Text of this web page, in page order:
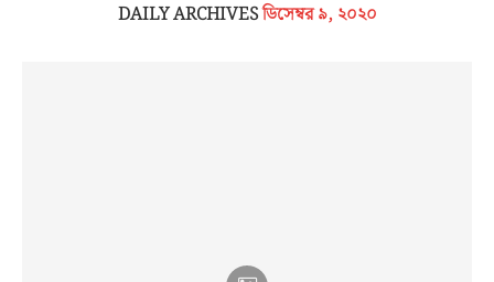
DAILY ARCHIVESডিসেম্বর ৯, ২০২০